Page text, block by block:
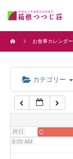
お食事カレンダー
カテゴリー
終日 C
4:00 AM
6:00 AM
7:00 AM
8:00 AM